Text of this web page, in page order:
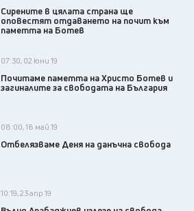
Сирените в цялата страна ще
оповестят отдаването на почит към
паметта на Ботев
07:30, 02 юни 19
Почитаме паметта на Христо Ботев и
загиналите за свободата на България
08:00, 18 май 19
Отбелязваме Деня на данъчна свобода
10:19, 23 апр 19